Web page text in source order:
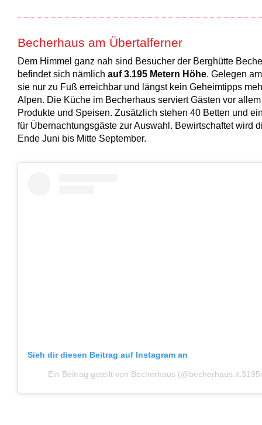
Becherhaus am Übertalferner
Dem Himmel ganz nah sind Besucher der Berghütte
befindet sich nämlich auf 3.195 Metern Höhe. Gelegen
sie nur zu Fuß erreichbar und längst kein Geheimtipps
Alpen. Die Küche im Becherhaus serviert Gästen vor
Produkte und Speisen. Zusätzlich stehen 40 Betten und
für Übernachtungsgäste zur Auswahl. Bewirtschaftet wird
Ende Juni bis Mitte September.
Sieh dir diesen Beitrag auf Instagram an
Ein Beitrag geteilt von Becherhaus